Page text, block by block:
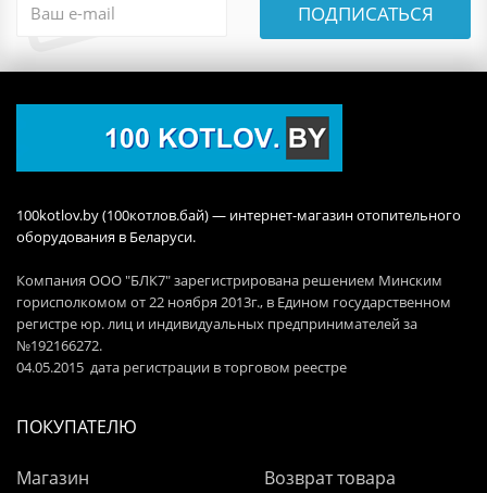
ПОДПИСАТЬСЯ
100kotlov.by (100котлов.бай) — интернет-магазин отопительного
оборудования в Беларуси.
Компания ООО "БЛК7" зарегистрирована решением Минским
горисполкомом от 22 ноября 2013г., в Едином государственном
регистре юр. лиц и индивидуальных предпринимателей за
№192166272.
04.05.2015 дата регистрации в торговом реестре
ПОКУПАТЕЛЮ
Магазин
Возврат товара